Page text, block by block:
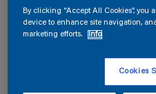
By clicking “Accept All Cookies”, you
device to enhance site navigation,
marketing efforts.
Info
Cookies